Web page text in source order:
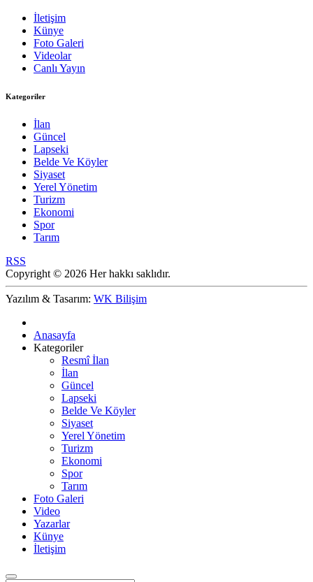
İletişim
Künye
Foto Galeri
Videolar
Canlı Yayın
Kategoriler
İlan
Güncel
Lapseki
Belde Ve Köyler
Siyaset
Yerel Yönetim
Turizm
Ekonomi
Spor
Tarım
RSS
Copyright © 2026 Her hakkı saklıdır.
Yazılım & Tasarım: WK Bilişim
Anasayfa
Kategoriler
Resmî İlan
İlan
Güncel
Lapseki
Belde Ve Köyler
Siyaset
Yerel Yönetim
Turizm
Ekonomi
Spor
Tarım
Foto Galeri
Video
Yazarlar
Künye
İletişim